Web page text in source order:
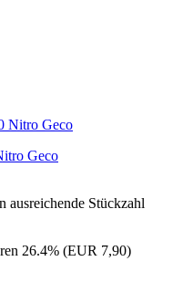
Geco
ausreichende Stückzahl
26.4% (EUR 7,90)